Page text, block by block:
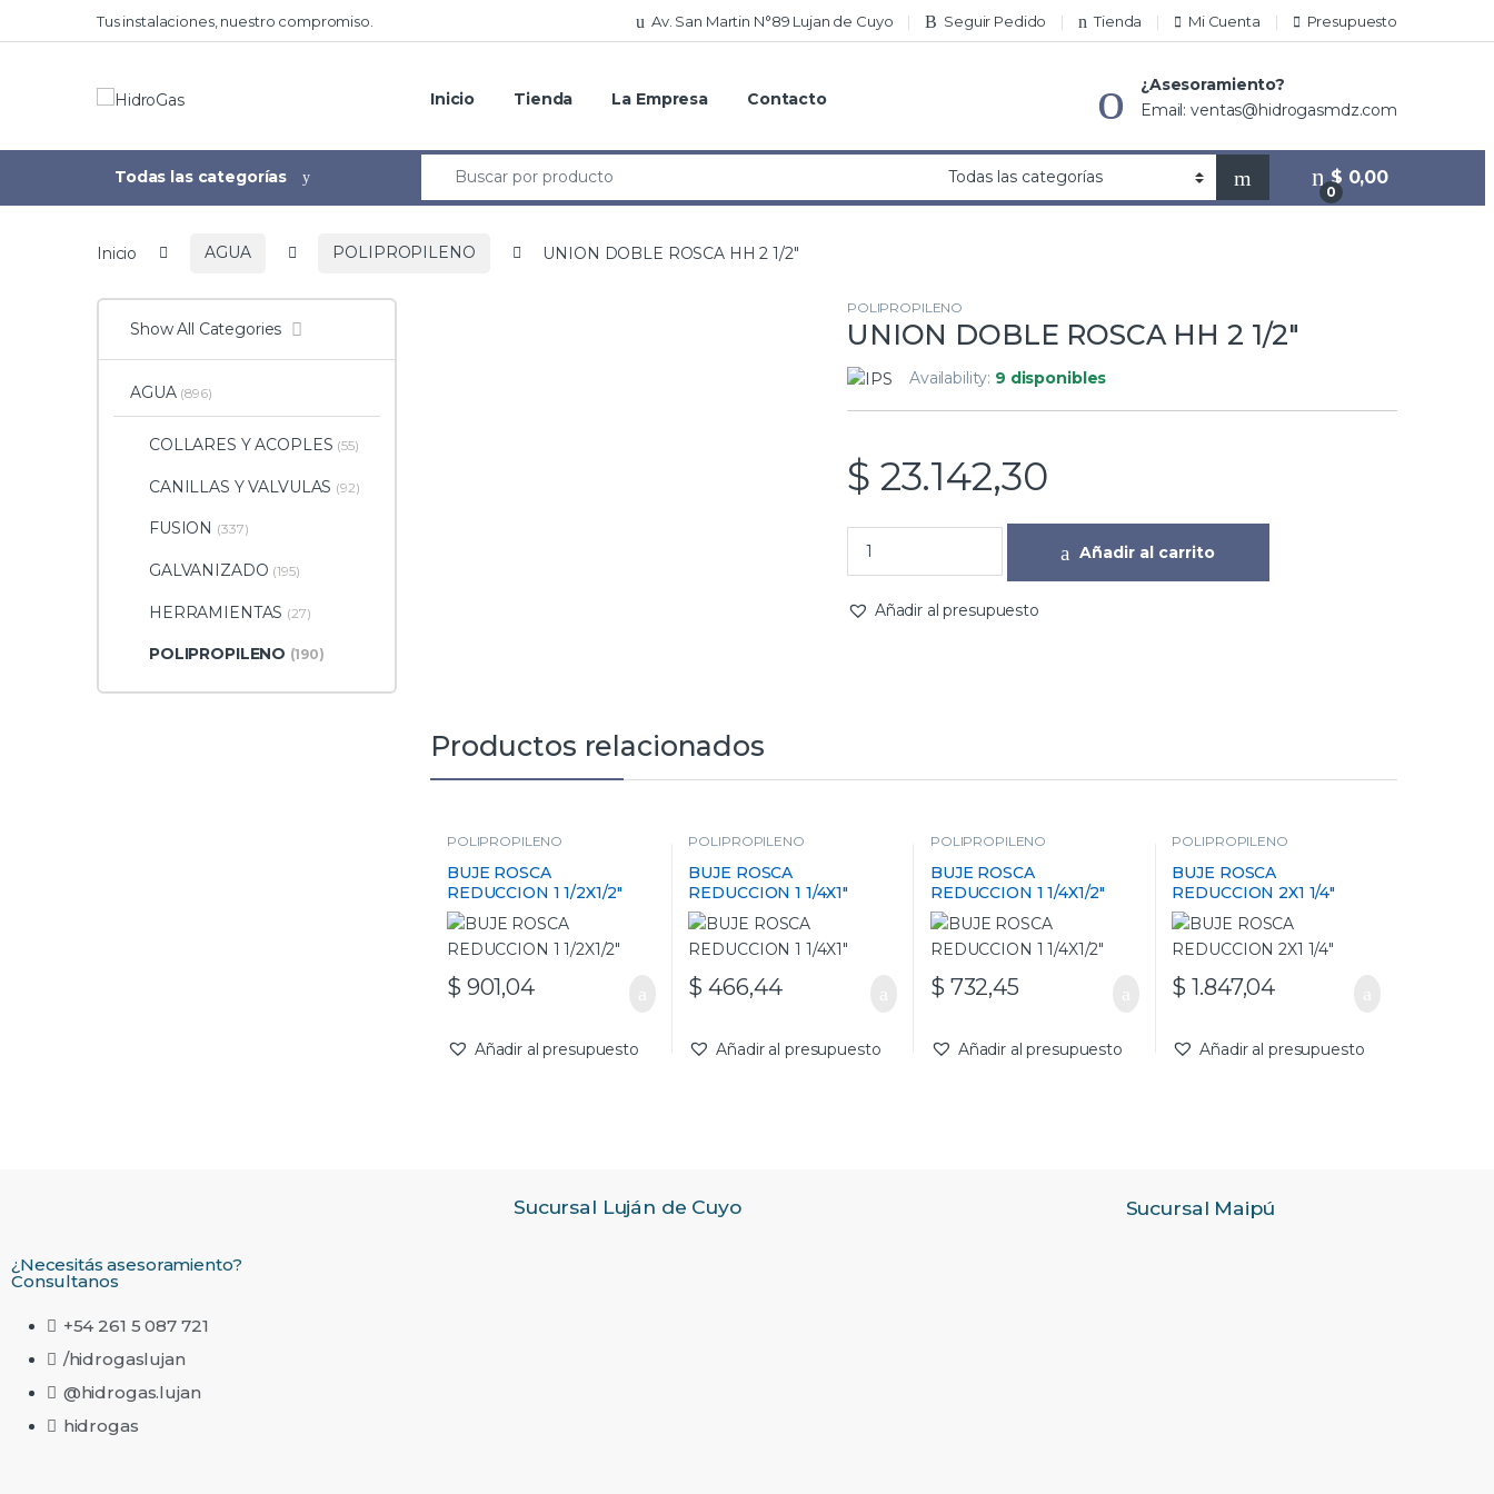
Tus instalaciones, nuestro compromiso. Av. San Martin N°89 Lujan de Cuyo Seguir Pedido Tienda Mi Cuenta Presupuesto
Inicio Tienda La Empresa Contacto
¿Asesoramiento?
Email: ventas@hidrogasmdz.com
Todas las categorías
0
$ 0,00
Inicio AGUA POLIPROPILENO UNION DOBLE ROSCA HH 2 1/2″
POLIPROPILENO
UNION DOBLE ROSCA HH 2 1/2″
Availability: 9 disponibles
$ 23.142,30
Añadir al carrito
Añadir al presupuesto
Productos relacionados
POLIPROPILENO
BUJE ROSCA
REDUCCION 1 1/2X1/2″
$ 901,04
Añadir al presupuesto
POLIPROPILENO
BUJE ROSCA
REDUCCION 1 1/4X1″
$ 466,44
Añadir al presupuesto
POLIPROPILENO
BUJE ROSCA
REDUCCION 1 1/4X1/2″
$ 732,45
Añadir al presupuesto
POLIPROPILENO
BUJE ROSCA
REDUCCION 2X1 1/4″
$ 1.847,04
Añadir al presupuesto
Show All Categories
AGUA (896)
COLLARES Y ACOPLES (55)
CANILLAS Y VALVULAS (92)
FUSION (337)
GALVANIZADO (195)
HERRAMIENTAS (27)
POLIPROPILENO (190)
¿Necesitás asesoramiento?
Consultanos
+54 261 5 087 721
/hidrogaslujan
@hidrogas.lujan
hidrogas
Sucursal Luján de Cuyo Sucursal Maipú